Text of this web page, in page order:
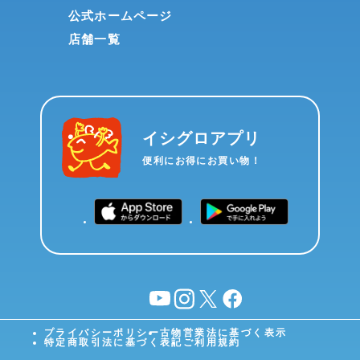
公式ホームページ
店舗一覧
イシグロアプリ
便利にお得にお買い物！
YouTubeinstagram
X facebook
プライバシーポリシー古物営業法に基づく表示
特定商取引法に基づく表記 ご利用規約